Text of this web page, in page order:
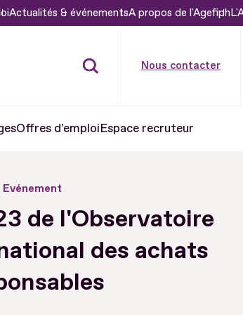
Actualités & événementsA propos de l'Agefiph
Nous contacter
Offres d'emploiEspace recruteur
Evénement
de l'Observatoire
des achats